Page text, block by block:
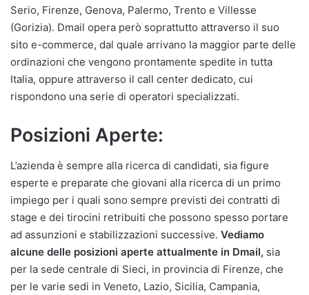
Serio, Firenze, Genova, Palermo, Trento e Villesse
(Gorizia). Dmail opera però soprattutto attraverso il suo
sito e-commerce, dal quale arrivano la maggior parte delle
ordinazioni che vengono prontamente spedite in tutta
Italia, oppure attraverso il call center dedicato, cui
rispondono una serie di operatori specializzati.
Posizioni Aperte:
L’azienda è sempre alla ricerca di candidati, sia figure
esperte e preparate che giovani alla ricerca di un primo
impiego per i quali sono sempre previsti dei contratti di
stage e dei tirocini retribuiti che possono spesso portare
ad assunzioni e stabilizzazioni successive. Vediamo
alcune delle posizioni aperte attualmente in Dmail, sia
per la sede centrale di Sieci, in provincia di Firenze, che
per le varie sedi in Veneto, Lazio, Sicilia, Campania,